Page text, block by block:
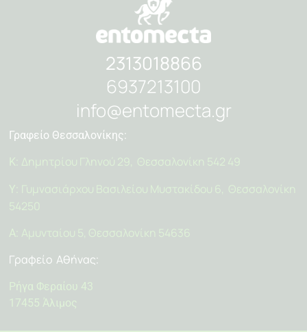
2313018866
6937213100
info@entomecta.gr
Γραφείο Θεσσαλονίκης:
Κ: Δημητρίου Γληνού 29, Θεσσαλονίκη 542 49
Υ: Γυμνασιάρχου Βασιλείου Μυστακίδου 6, Θεσσαλονίκη
54250
Α: Αμυνταίου 5, Θεσσαλονίκη 54636
Γραφείο Αθήνας:
Ρήγα Φεραίου 43
17455 Άλιμος